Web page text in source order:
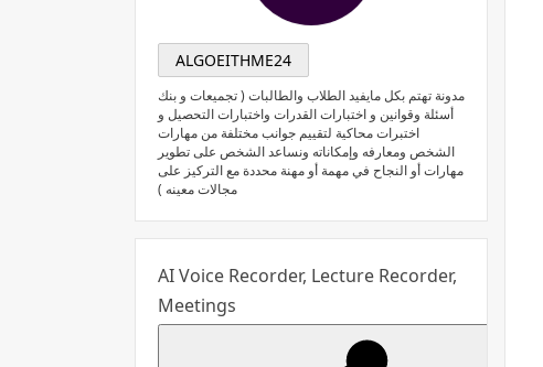
ALGOEITHME24
مدونة تهتم بكل مايفيد الطلاب والطالبات ( تجميعات و بنك
أسئلة وقوانين و اختبارات القدرات واختبارات التحصيل و
اختبرات محاكية لتقييم جوانب مختلفة من مهارات
الشخص ومعارفه وإمكاناته ونساعد الشخص على تطوير
مهارات أو النجاح في مهمة أو مهنة محددة مع التركيز على
مجالات معينه )
AI Voice Recorder, Lecture Recorder,
Meetings